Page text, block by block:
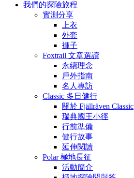
我們的探險旅程
實測分享
上衣
外套
褲子
Foxtrail 文章選讀
永續理念
戶外指南
名人專訪
Classic 多日健行
關於 Fjällräven Classic
瑞典國王小徑
行前準備
健行故事
延伸閱讀
Polar 極地長征
活動簡介